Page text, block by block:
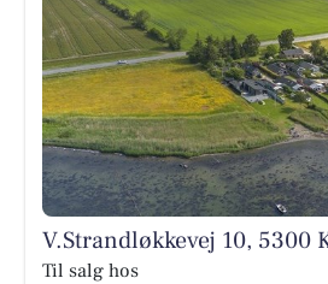
V.Strandløkkevej 10, 5300
Til salg hos